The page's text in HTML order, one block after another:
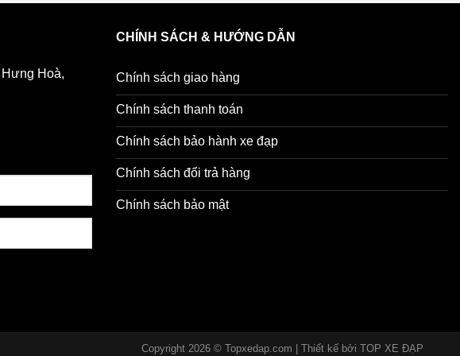
Bộ ốc bát lắp đặt (Hoặc thêm bát chữ T tùy phân loại)
dày dặn chất lượng cao.
bị hư hỏng, lỗi do nhà sản xuất hoặc thiếu phụ kiện.
trang cho chiếc xe đạp của bé thêm tiện lợi và cá tính nào ba mẹ ơi!
Hoà,
CHÍNH SÁCH & HƯỚNG DẪN
Chính sách giao hàng
Chính sách thanh toán
Chính sách bảo hành xe đạp
Chính sách đổi trả hàng
Chính sách bảo mật
Copyright 2026 © Topxedap.com | Thiết kế bởi TOP XE ĐẠP